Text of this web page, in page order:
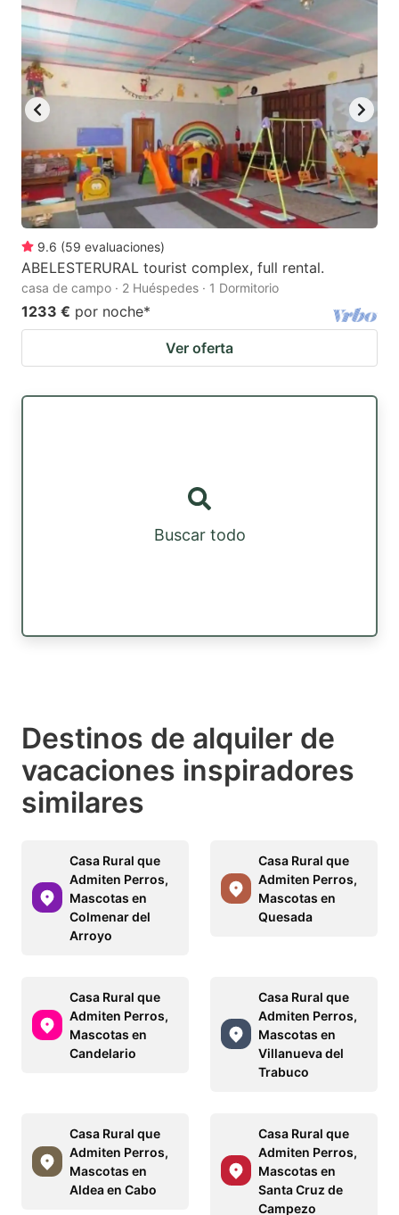
9.6 (59 evaluaciones)
ABELESTERURAL tourist complex, full rental.
casa de campo · 2 Huéspedes · 1 Dormitorio
1233 € por noche*
Ver oferta
Buscar todo
Destinos de alquiler de
vacaciones inspiradores
similares
Casa Rural que
Admiten Perros,
Mascotas en
Colmenar del
Arroyo
Casa Rural que
Admiten Perros,
Mascotas en
Quesada
Casa Rural que
Admiten Perros,
Mascotas en
Candelario
Casa Rural que
Admiten Perros,
Mascotas en
Villanueva del
Trabuco
Casa Rural que
Admiten Perros,
Mascotas en
Aldea en Cabo
Casa Rural que
Admiten Perros,
Mascotas en
Santa Cruz de
Campezo